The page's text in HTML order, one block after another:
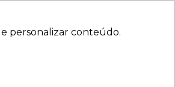
personalizar conteúdo.